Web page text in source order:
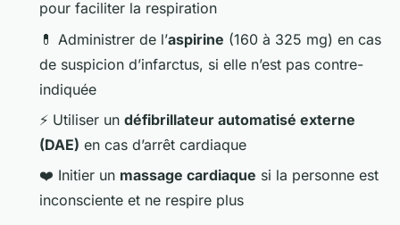
pour faciliter la respiration
💊 Administrer de l’aspirine (160 à 325 mg) en cas
de suspicion d’infarctus, si elle n’est pas contre-
indiquée
⚡ Utiliser un défibrillateur automatisé externe
(DAE) en cas d’arrêt cardiaque
❤️ Initier un massage cardiaque si la personne est
inconsciente et ne respire plus